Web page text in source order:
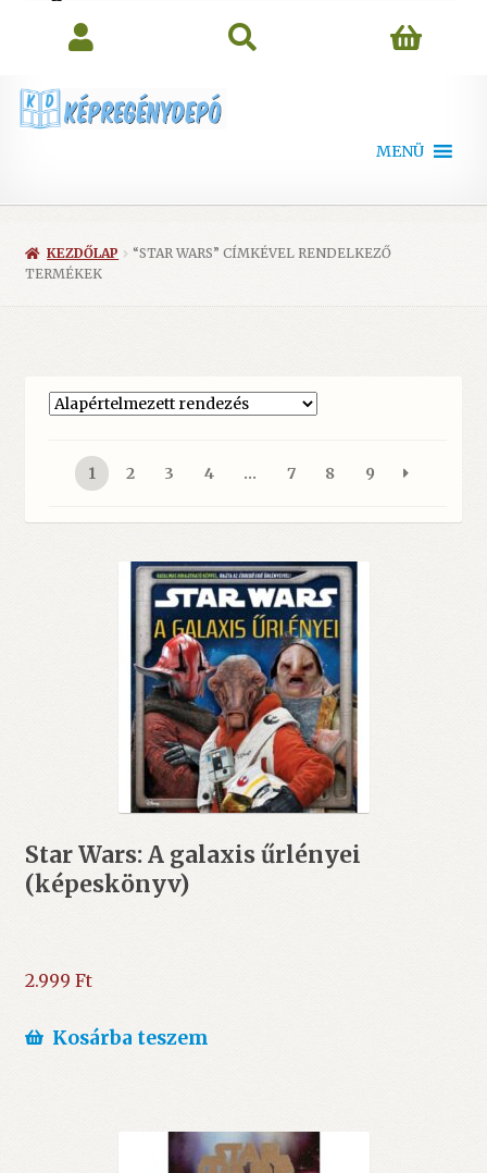
MENÜ
KEZDŐLAP
“STAR WARS” CÍMKÉVEL RENDELKEZŐ
TERMÉKEK
1 2 3 4 … 7 8 9
Star Wars: A galaxis űrlényei
(képeskönyv)
2.999 Ft
Kosárba teszem